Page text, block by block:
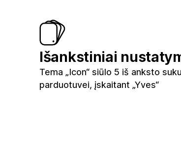
Išankstiniai
Tema „Icon“ siūlo 5 iš anksto
parduotuvei, įskaitant „Yves“